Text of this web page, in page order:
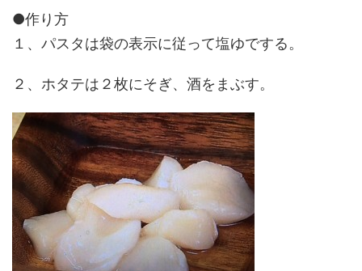
●作り方
１、パスタは袋の表示に従って塩ゆでする。
２、ホタテは２枚にそぎ、酒をまぶす。